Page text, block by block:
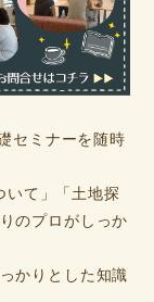
セミナーを随時
いて」「土地探
のプロがしっか
かりとした知識